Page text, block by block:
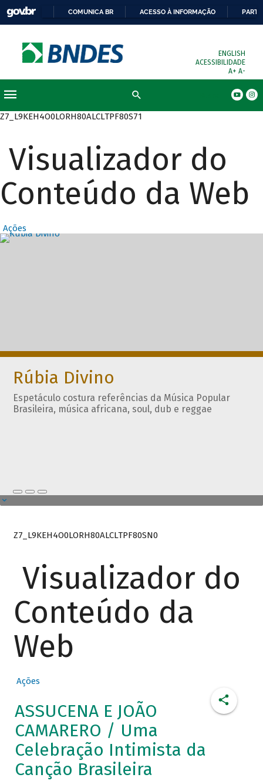
COMUNICA BR ACESSO À INFORMAÇÃO
ENGLISH
ACESSIBILIDADE
A+ A-
Z7_L9KEH4O0LORH80ALCLTPF80S71
Visualizador do
Conteúdo da Web
Ações
Destaques
Rúbia Divino
Espetáculo costura referências da Música Popular
Brasileira, música africana, soul, dub e reggae
Z7_L9KEH4O0LORH80ALCLTPF80SN0
Visualizador do
Conteúdo da
Web
Ações
ASSUCENA E JOÃO
CAMARERO / Uma
Celebração Intimista da
Canção Brasileira